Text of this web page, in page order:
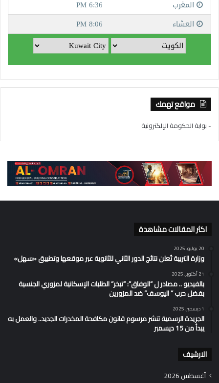
مواقع تهمك
- بوابة الحكومة الإلكترونية
اكثر المقالات مشاهدة
20 يوليو، 2025
وزارة التربية تُعلن نتائج الدور الثاني للثانوية عبر موقعها وتطبيق «سهل»
21 أكتوبر، 2025
بالفيديو .. مصادر ل “الوفاق”: “تبخر” الطلبات الإسكانية لمزوري الجنسية
بفضل حرب ” اليوسف” ضد المزورين
1 ديسمبر، 2025
الجريدة الرسمية تنشر مرسوم قانون مكافحة المخدرات الجديد.. والعمل به
يبدأ من 15 ديسمبر
الارشيف
أغسطس 2026